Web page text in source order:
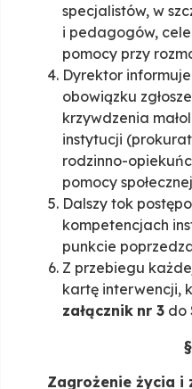
specjalistów, w
i pedagogów,
pomocy przy
Dyrektor
obowiązku
krzywdzenia
instytucji
rodzinno-
pomocy
Dalszy tok
kompetencjach
punkcie
Z przebiegu
kartę interwencji,
załącznik nr 3 do
Zagrożenie życia i